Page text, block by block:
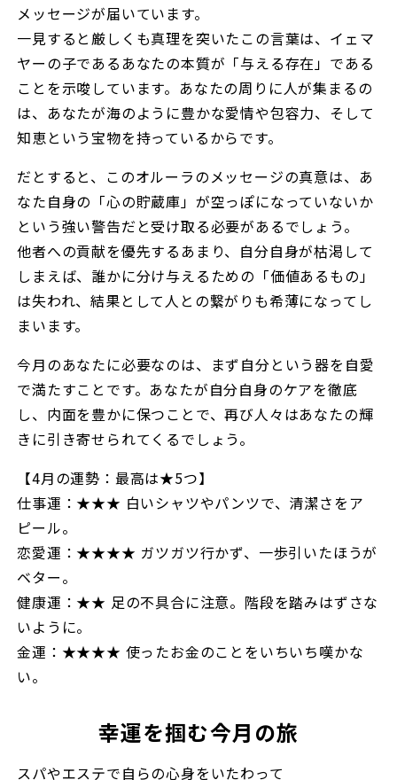
メッセージが届いています。
一見すると厳しくも真理を突いたこの言葉は、イェマ
ヤーの子であるあなたの本質が「与える存在」である
ことを示唆しています。あなたの周りに人が集まるの
は、あなたが海のように豊かな愛情や包容力、そして
知恵という宝物を持っているからです。
だとすると、このオルーラのメッセージの真意は、あ
なた自身の「心の貯蔵庫」が空っぽになっていないか
という強い警告だと受け取る必要があるでしょう。
他者への貢献を優先するあまり、自分自身が枯渇して
しまえば、誰かに分け与えるための「価値あるもの」
は失われ、結果として人との繋がりも希薄になってし
まいます。
今月のあなたに必要なのは、まず自分という器を自愛
で満たすことです。あなたが自分自身のケアを徹底
し、内面を豊かに保つことで、再び人々はあなたの輝
きに引き寄せられてくるでしょう。
【4月の運勢：最高は★5つ】
仕事運：★★★ 白いシャツやパンツで、清潔さをア
ピール。
恋愛運：★★★★ ガツガツ行かず、一歩引いたほうが
ベター。
健康運：★★ 足の不具合に注意。階段を踏みはずさな
いように。
金運：★★★★ 使ったお金のことをいちいち嘆かな
い。
幸運を掴む今月の旅
スパやエステで自らの心身をいたわって